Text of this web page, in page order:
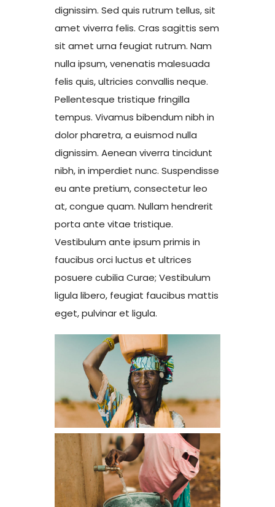
dignissim. Sed quis rutrum tellus, sit
amet viverra felis. Cras sagittis sem
sit amet urna feugiat rutrum. Nam
nulla ipsum, venenatis malesuada
felis quis, ultricies convallis neque.
Pellentesque tristique fringilla
tempus. Vivamus bibendum nibh in
dolor pharetra, a euismod nulla
dignissim. Aenean viverra tincidunt
nibh, in imperdiet nunc. Suspendisse
eu ante pretium, consectetur leo
at, congue quam. Nullam hendrerit
porta ante vitae tristique.
Vestibulum ante ipsum primis in
faucibus orci luctus et ultrices
posuere cubilia Curae; Vestibulum
ligula libero, feugiat faucibus mattis
eget, pulvinar et ligula.